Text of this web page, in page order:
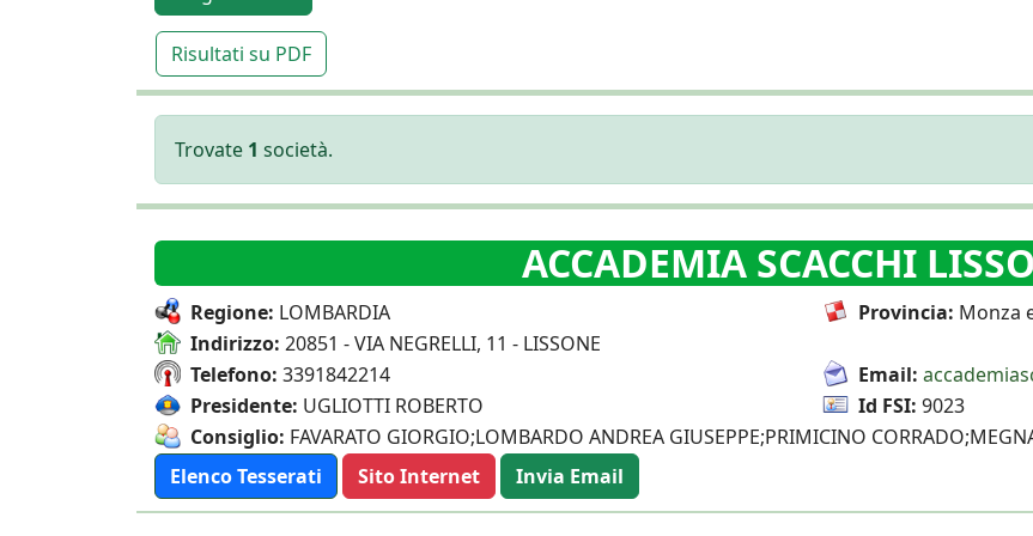
Risultati su PDF
Trovate 1 società.
ACCADEMIA SCACCHI
Regione: LOMBARDIA Provincia: Monza
Indirizzo: 20851 - VIA NEGRELLI, 11 - LISSONE
Telefono: 3391842214 Email:
Presidente: UGLIOTTI ROBERTO Id FSI: 9023
Consiglio: FAVARATO GIORGIO;LOMBARDO ANDREA GIUSEPPE;PRIMICINO
Elenco Tesserati
Sito Internet Invia Email